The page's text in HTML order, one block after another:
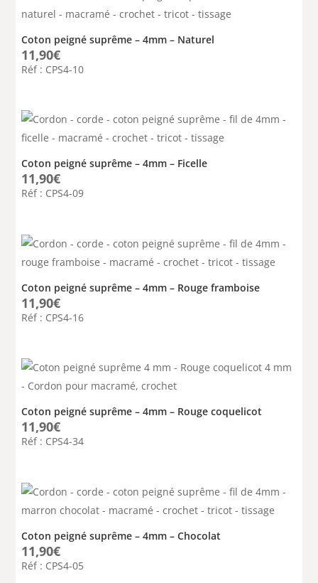
Coton peigné suprême – 4mm – Naturel
11,90€
Réf : CPS4-10
Coton peigné suprême – 4mm – Ficelle
11,90€
Réf : CPS4-09
Coton peigné suprême – 4mm – Rouge framboise
11,90€
Réf : CPS4-16
Coton peigné suprême – 4mm – Rouge coquelicot
11,90€
Réf : CPS4-34
Coton peigné suprême – 4mm – Chocolat
11,90€
Réf : CPS4-05